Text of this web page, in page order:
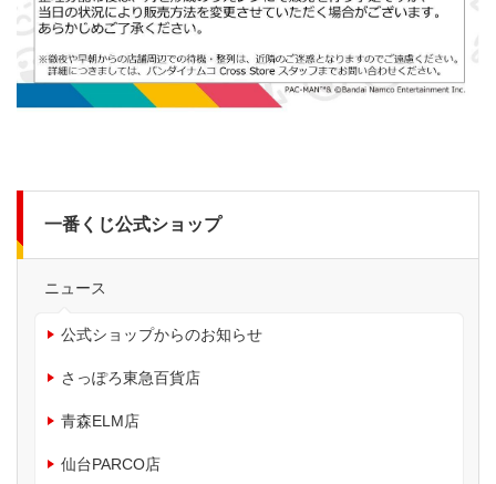
一番くじ公式ショップ
ニュース
公式ショップからのお知らせ
さっぽろ東急百貨店
青森ELM店
仙台PARCO店